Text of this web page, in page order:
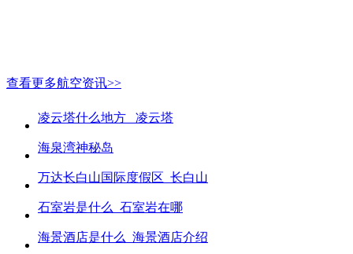
查看更多航空资讯>>
凌云塔什么地方_ 凌云塔
海泉湾神秘岛
万达长白山国际度假区_长白山
石室岩是什么_石室岩在哪
海景酒店是什么_海景酒店介绍